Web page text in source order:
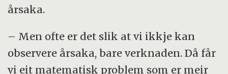
årsaka.
– Men ofte er det slik at vi ikkje kan
observere årsaka, bare verknaden. Då får
vi eit matematisk problem som er meir